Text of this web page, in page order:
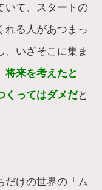
いて、スタートの
れる人があつまっ
、いざそこに集ま
将来を考えたと
くってはダメだと
だけの世界の「ム